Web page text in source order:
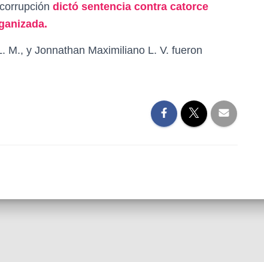
dictó sentencia contra catorce
M., y Jonnathan Maximiliano L. V. fueron